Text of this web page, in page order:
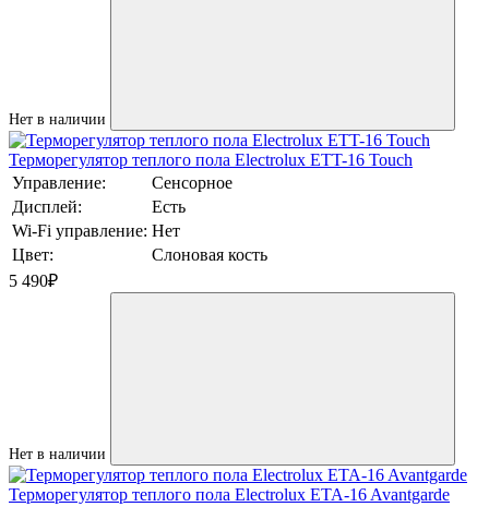
Нет в наличии
Терморегулятор теплого пола Electrolux ETT-16 Touch
Управление:
Сенсорное
Дисплей:
Есть
Wi-Fi управление: Нет
Цвет:
Слоновая кость
5 490₽
Нет в наличии
Терморегулятор теплого пола Electrolux ETA-16 Avantgarde